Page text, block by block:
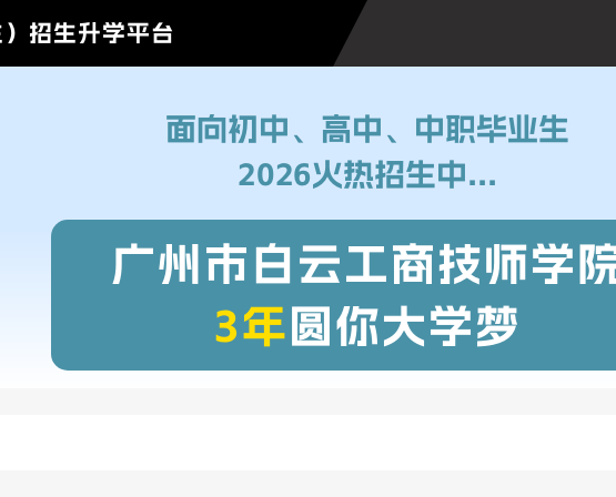
招生升学平台
面向初中、高中、中职毕业生
2026火热招生中...
广州市白云工商技师学
3年圆你大学梦